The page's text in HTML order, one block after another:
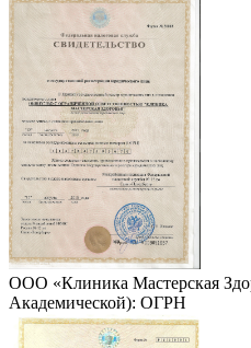
ООО «Клиника Мастерская
Академической): ОГРН